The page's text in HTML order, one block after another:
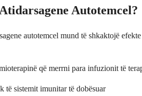
Autotemcel?
autotemcel mund të shkaktojë
që merrni para infuzionit të
të sistemit imunitar të dobësuar